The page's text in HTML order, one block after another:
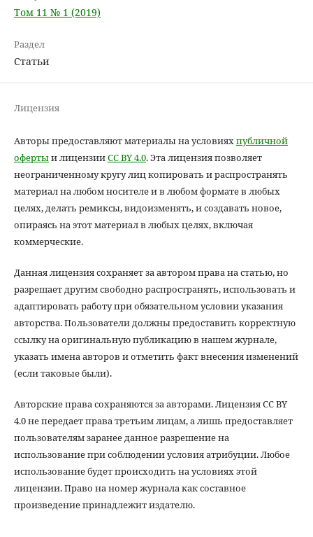
Том 11 № 1 (2019)
Раздел
Статьи
Лицензия
Авторы предоставляют материалы на условияхпубличной
офертыи лицензииCC BY 4.0. Эта лицензия позволяет
неограниченному кругу лиц копировать и распространять
материал на любом носителе и в любом формате в любых
целях, делать ремиксы, видоизменять, и создавать новое,
опираясь на этот материал в любых целях, включая
коммерческие.
Данная лицензия сохраняет за автором права на статью, но
разрешает другим свободно распространять, использовать и
адаптировать работу при обязательном условии указания
авторства. Пользователи должны предоставить корректную
ссылку на оригинальную публикацию в нашем журнале,
указать имена авторов и отметить факт внесения изменений
(если таковые были).
Авторские права сохраняются за авторами. Лицензия CC BY
4.0 не передает права третьим лицам, а лишь предоставляет
пользователям заранее данное разрешение на
использование при соблюдении условия атрибуции. Любое
использование будет происходить на условиях этой
лицензии. Право на номер журнала как составное
произведение принадлежит издателю.